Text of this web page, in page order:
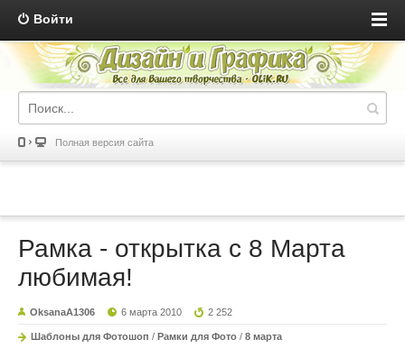
Войти
Полная версия сайта
Рамка - открытка с 8 Марта
любимая!
OksanaA1306 6 марта 2010 2 252
Шаблоны для Фотошоп / Рамки для Фото / 8 марта